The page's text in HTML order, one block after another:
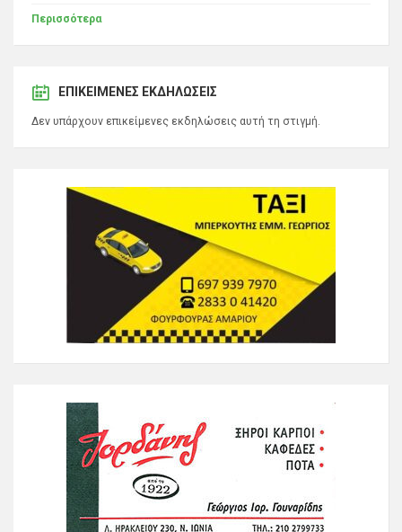
Περισσότερα
ΕΠΙΚΕΊΜΕΝΕΣ ΕΚΔΗΛΏΣΕΙΣ
Δεν υπάρχουν επικείμενες εκδηλώσεις αυτή τη στιγμή.